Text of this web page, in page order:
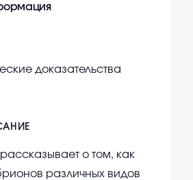
доказательства
о том, как
различных видов